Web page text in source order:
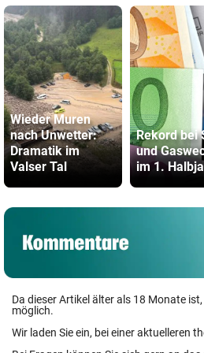
Wieder Muren
nach Unwetter:
Dramatik im
Valser Tal
Rekord bei
und
im 1.
Da dieser Artikel älter als 18 Monate
möglich.
Wir laden Sie ein, bei einer aktuelleren